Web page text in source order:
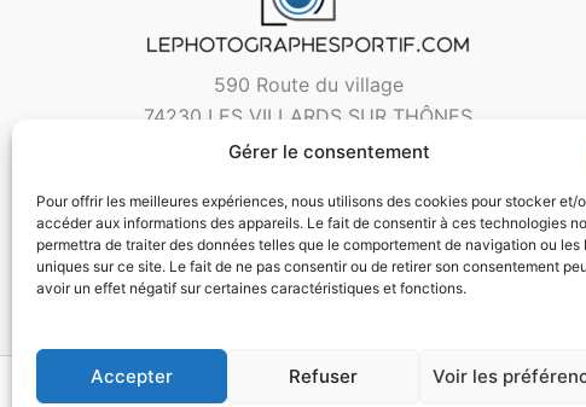
Gérer le consentement
Pour offrir les meilleures expériences, nous utilisons des cookies pour stocker et/
accéder aux informations des appareils. Le fait de consentir à ces technologies
permettra de traiter des données telles que le comportement de navigation ou les
uniques sur ce site. Le fait de ne pas consentir ou de retirer son consentement
avoir un effet négatif sur certaines caractéristiques et fonctions.
Accepter Refuser Voir les
590 Route du village
74230 LES VILLARDS SUR THÔNES
Copyright